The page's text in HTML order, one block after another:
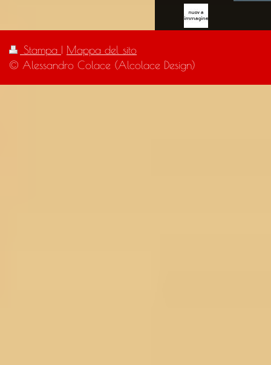
Stampa | Mappa del sito
© Alessandro Colace (Alcolace Design)